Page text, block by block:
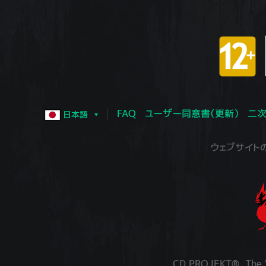
日本語 FAQ ユーザー同意書（更新） 二
ウェブサイ